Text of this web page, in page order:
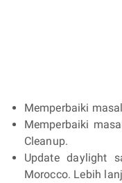
Memperbaiki
Memperbaiki
Cleanup.
Update daylight
Morocco. Lebih